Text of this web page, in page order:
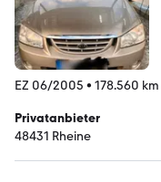
EZ 06/2005 • 178.560 km
Privatanbieter
48431 Rheine